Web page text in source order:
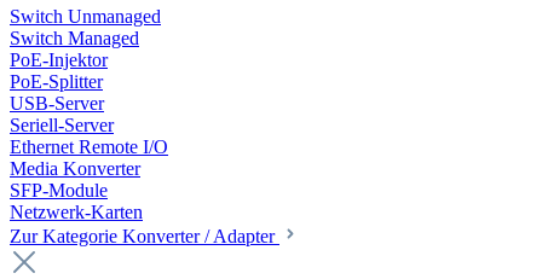
Switch Unmanaged
Switch Managed
PoE-Injektor
PoE-Splitter
USB-Server
Seriell-Server
Ethernet Remote I/O
Media Konverter
SFP-Module
Netzwerk-Karten
Zur Kategorie Konverter / Adapter